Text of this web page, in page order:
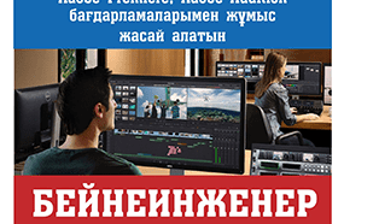
Только факты
Программа «Только
неделе в ...
Твое Утро
Твое Утро